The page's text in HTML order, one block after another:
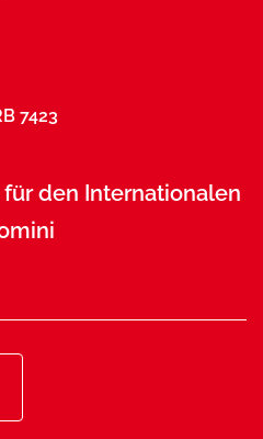
7423
den Internationalen